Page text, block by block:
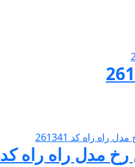
راه راه کد 261341